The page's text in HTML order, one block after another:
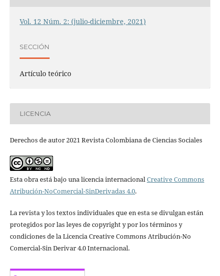
Vol. 12 Núm. 2: (julio-diciembre, 2021)
SECCIÓN
Artículo teórico
LICENCIA
Derechos de autor 2021 Revista Colombiana de Ciencias Sociales
Esta obra está bajo una licencia internacionalCreative Commons
Atribución-NoComercial-SinDerivadas 4.0.
La revista y los textos individuales que en esta se divulgan están
protegidos por las leyes de copyright y por los términos y
condiciones de la Licencia Creative Commons Atribución-No
Comercial-Sin Derivar 4.0 Internacional.